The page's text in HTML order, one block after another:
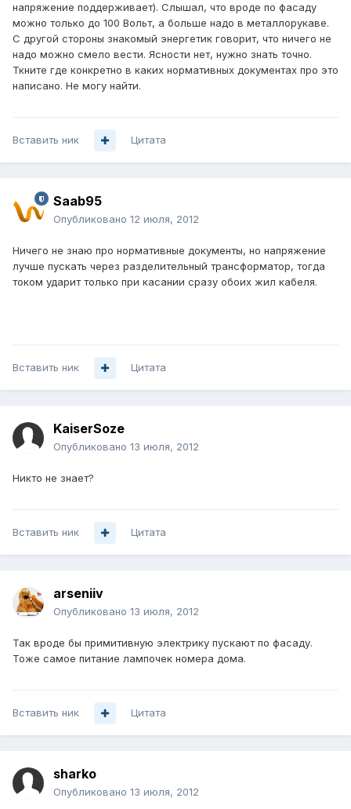
напряжение поддерживает). Слышал, что вроде по фасаду
можно только до 100 Вольт, а больше надо в металлорукаве.
С другой стороны знакомый энергетик говорит, что ничего не
надо можно смело вести. Ясности нет, нужно знать точно.
Ткните где конкретно в каких нормативных документах про это
написано. Не могу найти.
Вставить ник Цитата
Saab95
Опубликовано 12 июля, 2012
Ничего не знаю про нормативные документы, но напряжение
лучше пускать через разделительный трансформатор, тогда
током ударит только при касании сразу обоих жил кабеля.
Вставить ник Цитата
KaiserSoze
Опубликовано 13 июля, 2012
Никто не знает?
Вставить ник Цитата
arseniiv
Опубликовано 13 июля, 2012
Так вроде бы примитивную электрику пускают по фасаду.
Тоже самое питание лампочек номера дома.
Вставить ник Цитата
sharko
Опубликовано 13 июля, 2012